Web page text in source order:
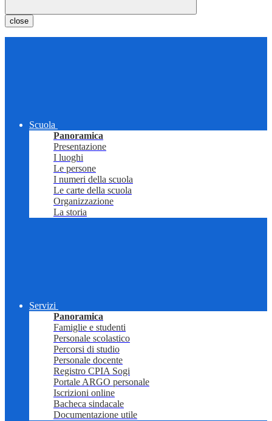
close
Scuola
Panoramica
Presentazione
I luoghi
Le persone
I numeri della scuola
Le carte della scuola
Organizzazione
La storia
Servizi
Panoramica
Famiglie e studenti
Personale scolastico
Percorsi di studio
Personale docente
Registro CPIA Sogi
Portale ARGO personale
Iscrizioni online
Bacheca sindacale
Documentazione utile